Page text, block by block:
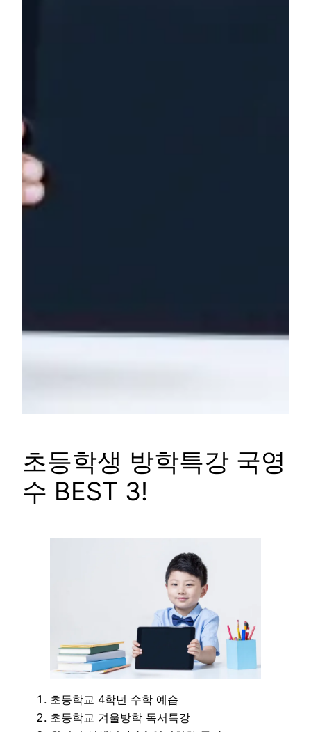
초등학생 방학특강 국영
수 BEST 3!
초등학교 4학년 수학 예습
초등학교 겨울방학 독서특강